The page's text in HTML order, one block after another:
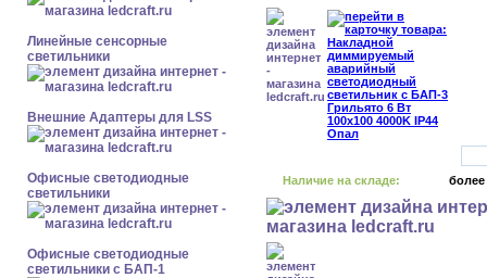
Линейные сенсорные
светильники
Внешние Адаптеры для LSS
Офисные светодиодные
светильники
Офисные светодиодные
светильники с БАП-1
Наличие на складе: более